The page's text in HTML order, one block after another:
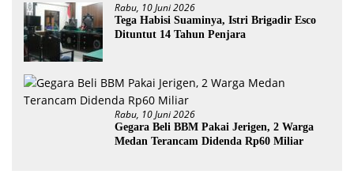
Rabu, 10 Juni 2026
Tega Habisi Suaminya, Istri Brigadir Esco
Dituntut 14 Tahun Penjara
Rabu, 10 Juni 2026
Gegara Beli BBM Pakai Jerigen, 2 Warga
Medan Terancam Didenda Rp60 Miliar